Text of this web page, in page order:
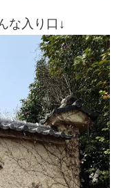
な入り口↓